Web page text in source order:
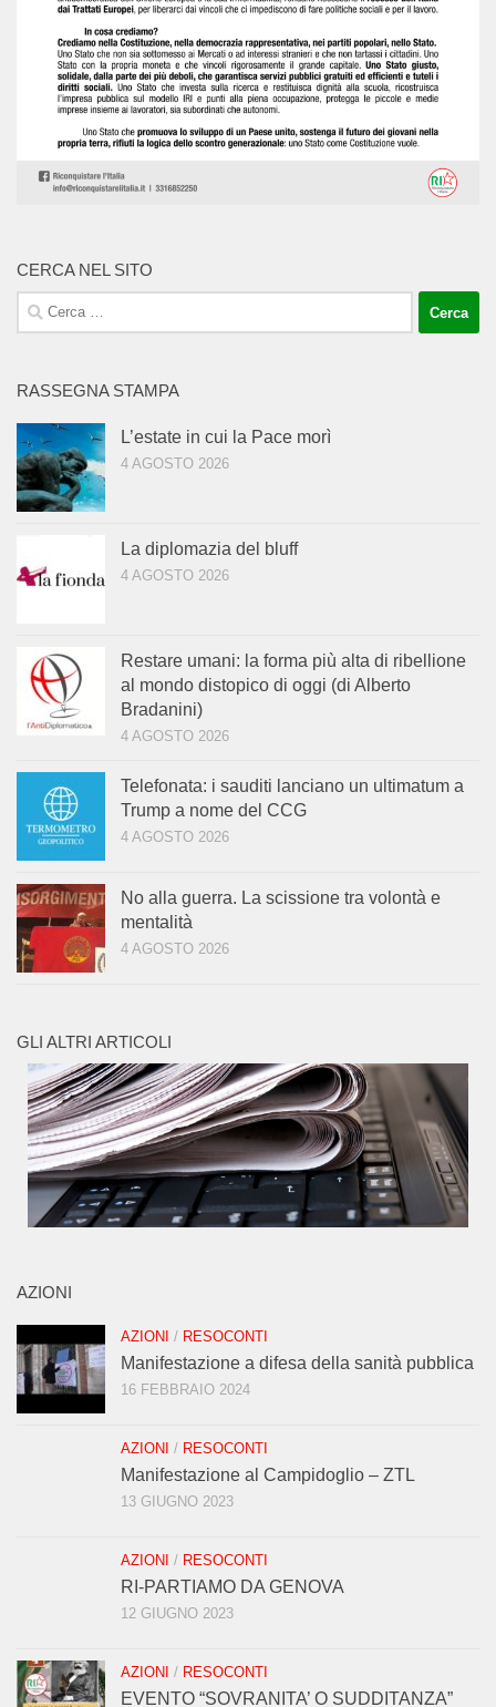
CERCA NEL SITO
Ricerca
per:
RASSEGNA STAMPA
L’estate in cui la Pace morì
4 AGOSTO 2026
La diplomazia del bluff
4 AGOSTO 2026
Restare umani: la forma più alta di ribellione
al mondo distopico di oggi (di Alberto
Bradanini)
4 AGOSTO 2026
Telefonata: i sauditi lanciano un ultimatum a
Trump a nome del CCG
4 AGOSTO 2026
No alla guerra. La scissione tra volontà e
mentalità
4 AGOSTO 2026
GLI ALTRI ARTICOLI
AZIONI
AZIONI / RESOCONTI
Manifestazione a difesa della sanità pubblica
16 FEBBRAIO 2024
AZIONI / RESOCONTI
Manifestazione al Campidoglio – ZTL
13 GIUGNO 2023
AZIONI / RESOCONTI
RI-PARTIAMO DA GENOVA
12 GIUGNO 2023
AZIONI / RESOCONTI
EVENTO “SOVRANITA’ O SUDDITANZA”